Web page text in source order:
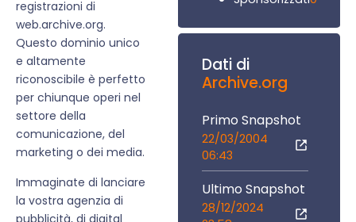
registrazioni di
web.archive.org.
Questo dominio unico
e altamente
riconoscibile è perfetto
per chiunque operi nel
settore della
comunicazione, del
marketing o dei media.
Immaginate di lanciare
la vostra agenzia di
pubblicità, di digital
Dati di
Archive.org
Primo Snapshot
22/03/2004
06:43
Ultimo Snapshot
28/12/2024